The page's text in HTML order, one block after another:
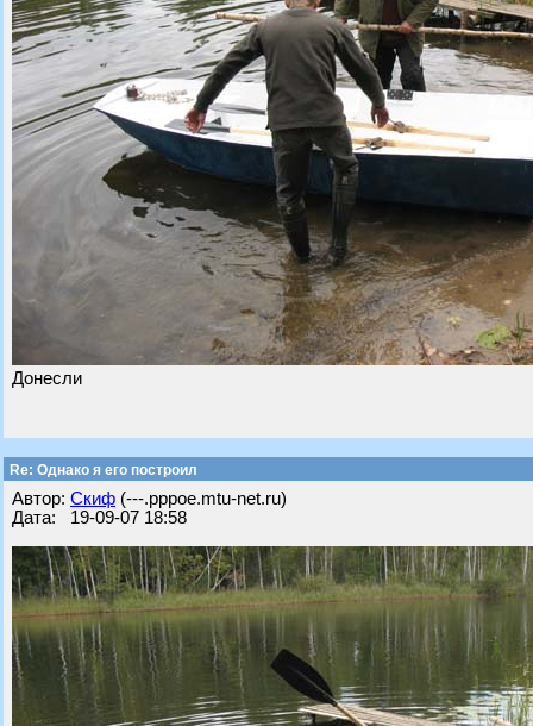
Донесли
Re: Однако я его построил
Автор: Скиф (---.pppoe.mtu-net.ru)
Дата: 19-09-07 18:58